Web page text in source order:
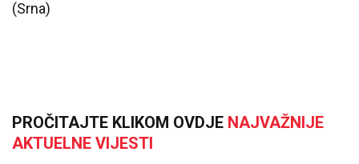
(Srna)
PROČITAJTE KLIKOM OVDJE NAJVAŽNIJE
AKTUELNE VIJESTI